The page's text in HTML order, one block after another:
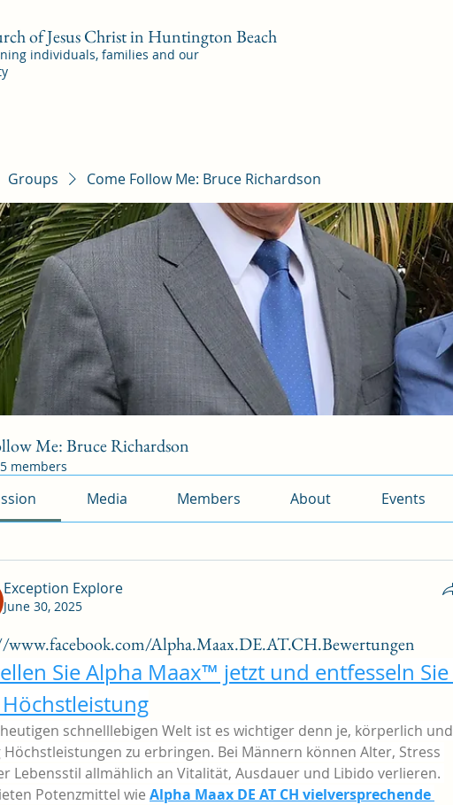
of Jesus Christ in Huntington Beach
individuals, families and our
Groups Come Follow Me: Bruce Richardson
Me: Bruce Richardson
members
Media Members About Events
Exception Explore
June 30, 2025
www.facebook.com/Alpha.Maax.DE.AT.CH.Bewertungen
Sie Alpha Maax™ jetzt und entfesseln Sie
schnelllebigen Welt ist es wichtiger denn je, körperlich und
Höchstleistungen zu erbringen. Bei Männern können Alter, Stress
Lebensstil allmählich an Vitalität, Ausdauer und Libido verlieren.
Potenzmittel wie Alpha Maax DE AT CH vielversprechende